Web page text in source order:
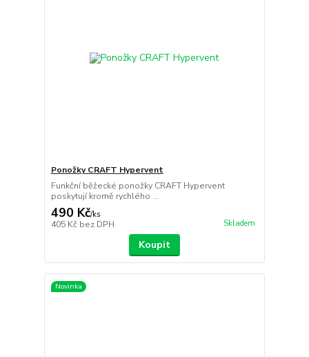
Ponožky CRAFT Hypervent
Funkční běžecké ponožky CRAFT Hypervent
poskytují kromě rychlého ...
490 Kč/ks
405 Kč bez DPH Skladem
Koupit
Novinka